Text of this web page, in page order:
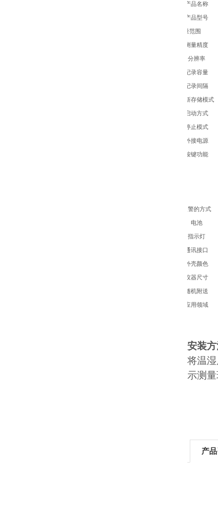
产品名称
产品型号
测量范围
测量精度
分辨率
记录容量
记录间隔
刷新存储模式
启动方式
停止模式
外接电源
按键功能
报警的方式
电池
指示灯
通讯接口
外壳颜色
仪器尺寸
随机附送
应用领域
安装
将温
示测
产